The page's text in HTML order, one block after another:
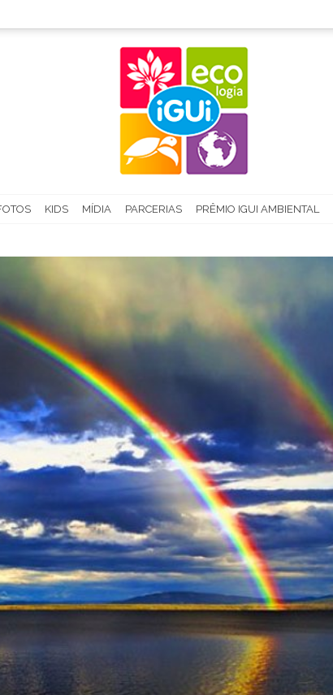
KIDS MÍDIA PARCERIAS PRÊMIO IGUI AMBIENTAL